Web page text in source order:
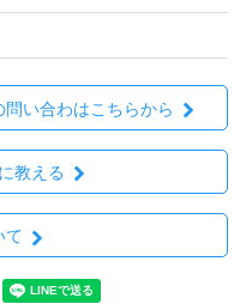
い合わはこちらから
教える
て